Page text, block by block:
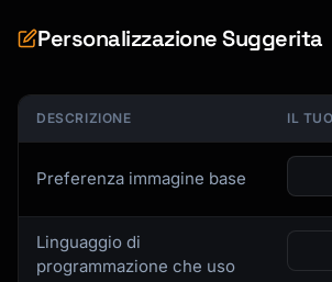
version: '3.8'
  app:
    build: .
Personalizzazione Suggerita
DESCRIZIONE IL
Preferenza immagine base
Linguaggio di
programmazione che uso